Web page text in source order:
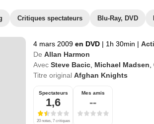
Critiques spectateurs Blu-Ray, DVD
4 mars 2009 en DVD | 1h 30min |
De Allan Harmon
Avec Steve Bacic Michael Madsen
Titre original Afghan Knights
Spectateurs
1,6
20 notes, 7 critiques
Mes amis
--